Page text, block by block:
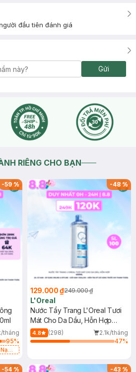
đầu tiên đánh giá
Gửi
RIÊNG CHO BẠN
-59%
tháng
95%
-48%
129.000 ₫249.000 ₫
L'Oreal
Nước Tẩy Trang L'Oreal Tươi
Mát Cho Da Dầu, Hỗn Hợp
400ml
4.8 (298)
2.1k/tháng
47%
-54% -43%